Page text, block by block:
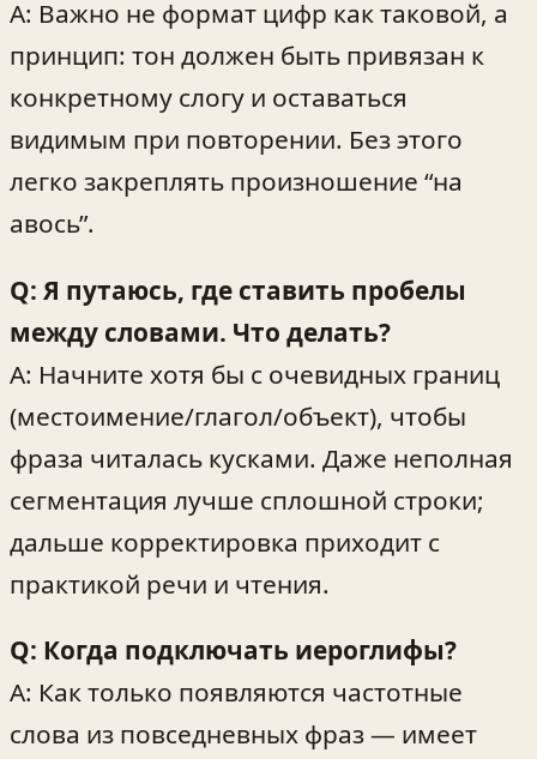
A: Важно не формат цифр как таковой, а
принцип: тон должен быть привязан к
конкретному слогу и оставаться
видимым при повторении. Без этого
легко закреплять произношение “на
авось”.
Q: Я путаюсь, где ставить пробелы
между словами. Что делать?
A: Начните хотя бы с очевидных границ
(местоимение/глагол/объект), чтобы
фраза читалась кусками. Даже неполная
сегментация лучше сплошной строки;
дальше корректировка приходит с
практикой речи и чтения.
Q: Когда подключать иероглифы?
A: Как только появляются частотные
слова из повседневных фраз — имеет